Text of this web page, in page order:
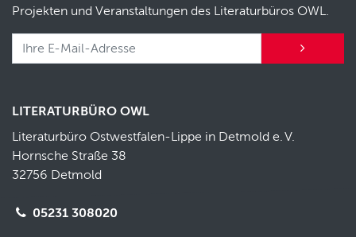
Projekten und Veranstaltungen des Literaturbüros OWL.
LITERATURBÜRO OWL
Literaturbüro Ostwestfalen-Lippe in Detmold e.V.
Hornsche Straße 38
32756 Detmold
05231 308020